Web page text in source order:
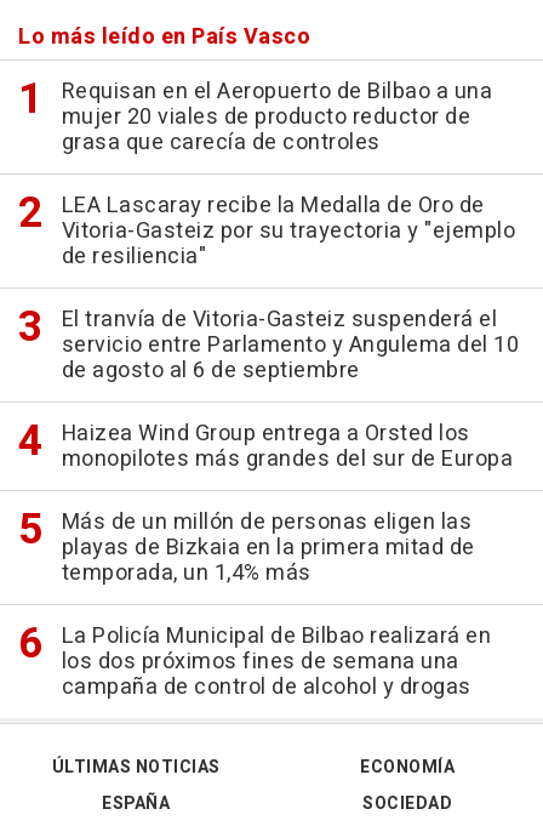
Lo más leído en País Vasco
Requisan en el Aeropuerto de Bilbao a una
mujer 20 viales de producto reductor de
grasa que carecía de controles
LEA Lascaray recibe la Medalla de Oro de
Vitoria-Gasteiz por su trayectoria y "ejemplo
de resiliencia"
El tranvía de Vitoria-Gasteiz suspenderá el
servicio entre Parlamento y Angulema del 10
de agosto al 6 de septiembre
Haizea Wind Group entrega a Orsted los
monopilotes más grandes del sur de Europa
Más de un millón de personas eligen las
playas de Bizkaia en la primera mitad de
temporada, un 1,4% más
La Policía Municipal de Bilbao realizará en
los dos próximos fines de semana una
campaña de control de alcohol y drogas
ÚLTIMAS NOTICIAS
ESPAÑA
ECONOMÍA
SOCIEDAD